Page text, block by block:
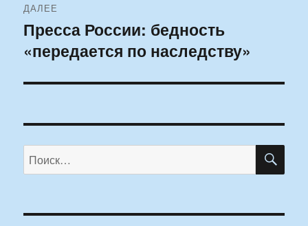
ДАЛЕЕ
Следующая
запись:
Пресса России: бедность
«передается по наследству»
Искать: